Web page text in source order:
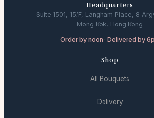
Headquarters
Suite 1501, 15/F, Langham Place, 8
Mong Kok, Hong Kong
Order by noon · Delivered by
Shop
All Bouquets
Delivery